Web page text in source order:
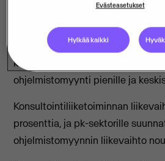
Visman liikevaihto jatkoi
uralla. Suomen kasvun vetureina
konsultointiliiketoiminnan ripeä
ohjelmistomyynti pienille ja
Konsultointiliiketoiminnan
prosenttia, ja pk-sektorille
ohjelmistomyynnin liikevaihto
Evästeasetukset
Hylkää kaikki